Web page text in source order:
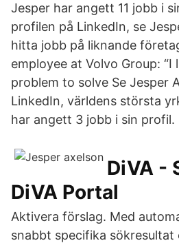
Jesper har angett 11 jobb i
profilen på LinkedIn, se
hitta jobb på liknande
employee at Volvo Group: “I
problem to solve Se Jesper
LinkedIn, världens största
har angett 3 jobb i sin profil.
DiVA -
DiVA Portal
Aktivera förslag. Med
snabbt specifika sökresultat